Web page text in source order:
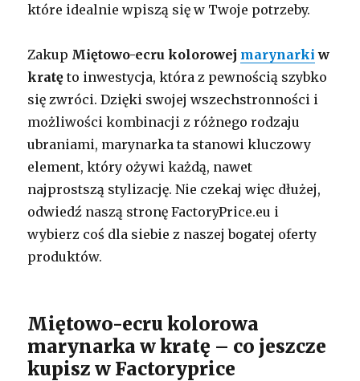
które idealnie wpiszą się w Twoje potrzeby.
Zakup Miętowo-ecru kolorowej marynarki w
kratę to inwestycja, która z pewnością szybko
się zwróci. Dzięki swojej wszechstronności i
możliwości kombinacji z różnego rodzaju
ubraniami, marynarka ta stanowi kluczowy
element, który ożywi każdą, nawet
najprostszą stylizację. Nie czekaj więc dłużej,
odwiedź naszą stronę FactoryPrice.eu i
wybierz coś dla siebie z naszej bogatej oferty
produktów.
Miętowo-ecru kolorowa
marynarka w kratę – co jeszcze
kupisz w Factoryprice